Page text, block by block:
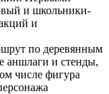
и школьники-
и
по деревянным
аншлаги и стенды,
числе фигура